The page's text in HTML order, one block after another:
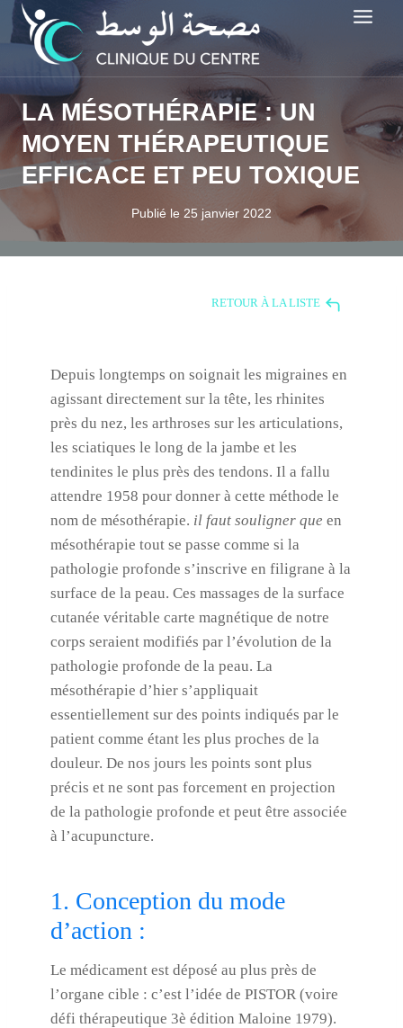
Aller
au
contenu
LA MÉSOTHÉRAPIE : UN
MOYEN THÉRAPEUTIQUE
EFFICACE ET PEU TOXIQUE
Publié le 25 janvier 2022
RETOUR À LA LISTE
Depuis longtemps on soignait les migraines en
agissant directement sur la tête, les rhinites
près du nez, les arthroses sur les articulations,
les sciatiques le long de la jambe et les
tendinites le plus près des tendons. Il a fallu
attendre 1958 pour donner à cette méthode le
nom de mésothérapie. il faut souligner que en
mésothérapie tout se passe comme si la
pathologie profonde s’inscrive en filigrane à la
surface de la peau. Ces massages de la surface
cutanée véritable carte magnétique de notre
corps seraient modifiés par l’évolution de la
pathologie profonde de la peau. La
mésothérapie d’hier s’appliquait
essentiellement sur des points indiqués par le
patient comme étant les plus proches de la
douleur. De nos jours les points sont plus
précis et ne sont pas forcement en projection
de la pathologie profonde et peut être associée
à l’acupuncture.
1. Conception du mode
d’action :
Le médicament est déposé au plus près de
l’organe cible : c’est l’idée de PISTOR (voire
défi thérapeutique 3è édition Maloine 1979).